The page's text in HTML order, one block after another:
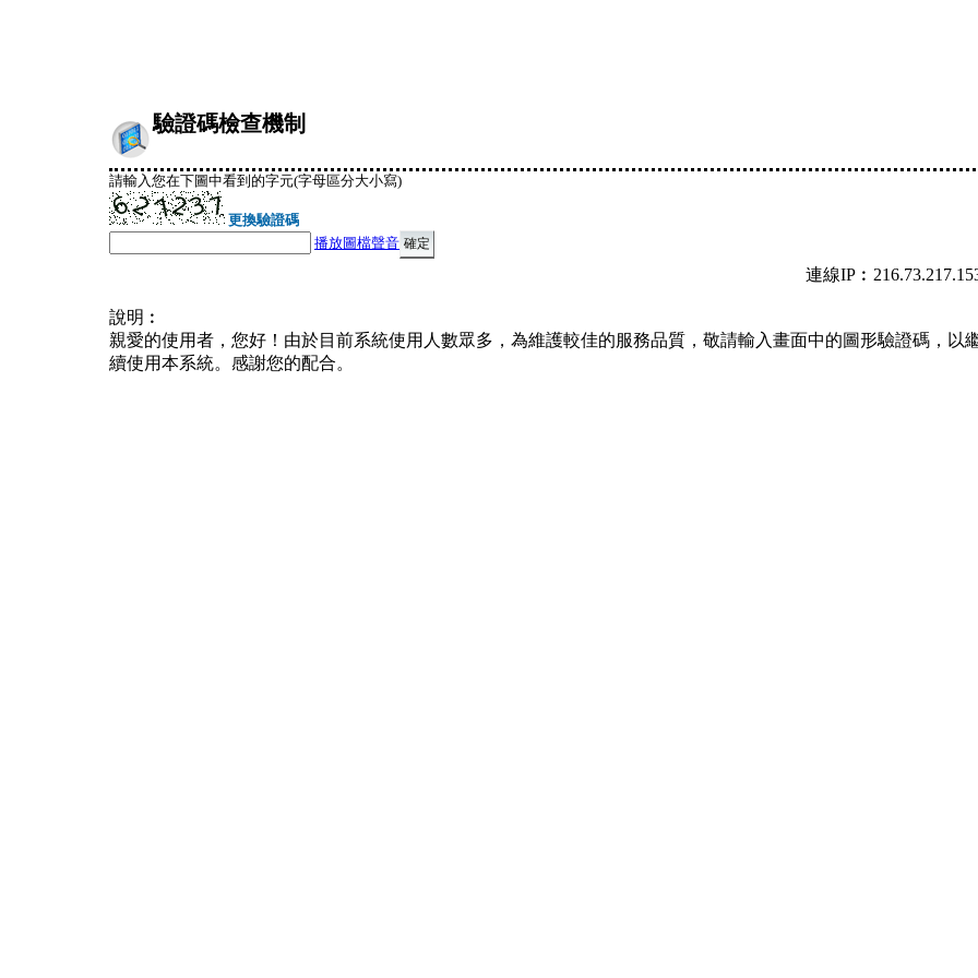
驗證碼檢查機制
請輸入您在下圖中看到的字元(字母區分大小寫)
更換驗證碼
播放圖檔聲音
連線
說明︰
親愛的使用者，您好！由於目前系統使用人數眾多，為維護較佳的服務品質，敬請輸入畫面中的圖形驗證碼，以
續使用本系統。感謝您的配合。